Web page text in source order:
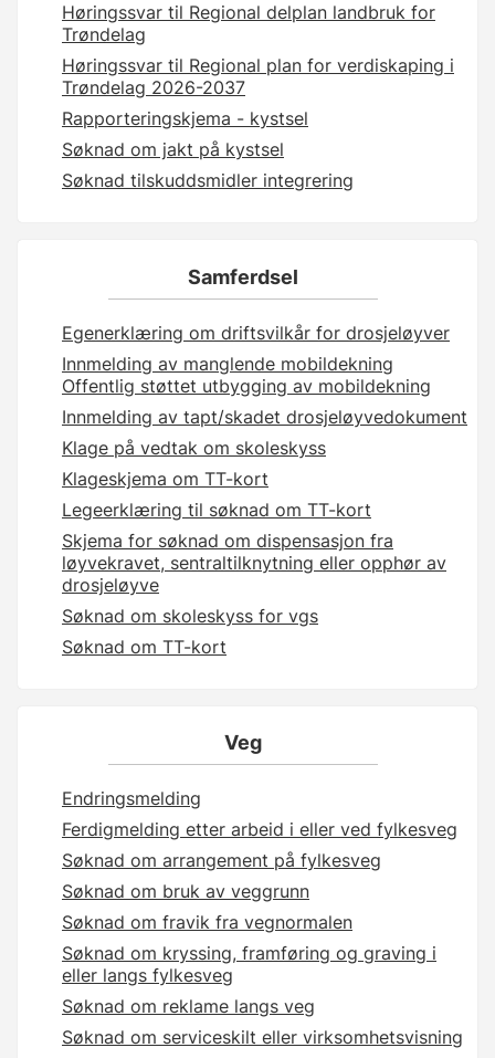
Høringssvar til Regional delplan landbruk for
Trøndelag
Høringssvar til Regional plan for verdiskaping i
Trøndelag 2026-2037
Rapporteringskjema - kystsel
Søknad om jakt på kystsel
Søknad tilskuddsmidler integrering
Samferdsel
Egenerklæring om driftsvilkår for drosjeløyver
Innmelding av manglende mobildekning
Offentlig støttet utbygging av mobildekning
Innmelding av tapt/skadet drosjeløyvedokument
Klage på vedtak om skoleskyss
Klageskjema om TT-kort
Legeerklæring til søknad om TT-kort
Skjema for søknad om dispensasjon fra
løyvekravet, sentraltilknytning eller opphør av
drosjeløyve
Søknad om skoleskyss for vgs
Søknad om TT-kort
Veg
Endringsmelding
Ferdigmelding etter arbeid i eller ved fylkesveg
Søknad om arrangement på fylkesveg
Søknad om bruk av veggrunn
Søknad om fravik fra vegnormalen
Søknad om kryssing, framføring og graving i
eller langs fylkesveg
Søknad om reklame langs veg
Søknad om serviceskilt eller virksomhetsvisning